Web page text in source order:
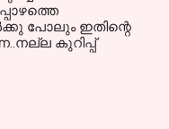
പോലും ഇതിന്റെ
കുറിപ്പ്